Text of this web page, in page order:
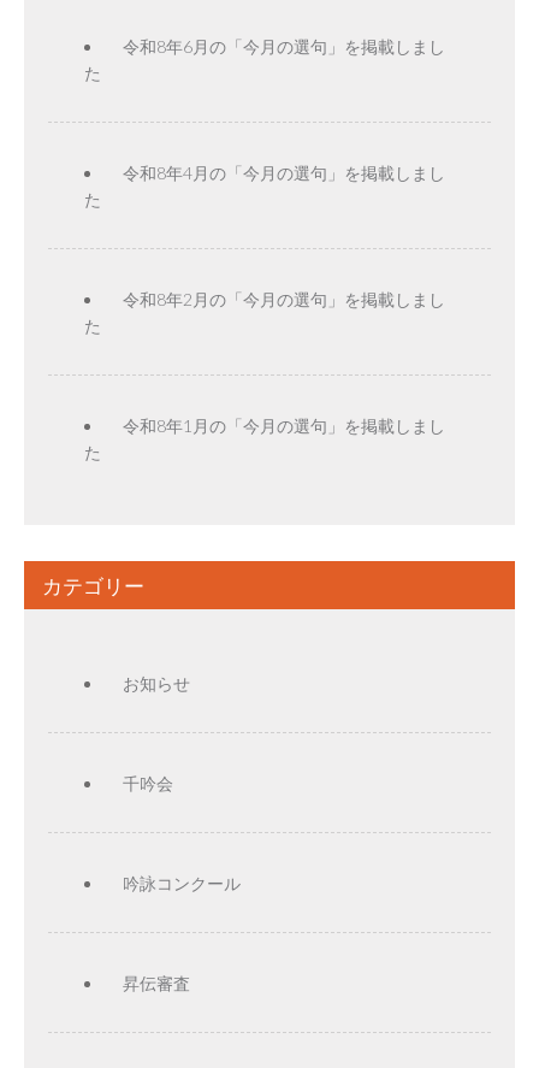
令和8年6月の「今月の選句」を掲載しまし
た
令和8年4月の「今月の選句」を掲載しまし
た
令和8年2月の「今月の選句」を掲載しまし
た
令和8年1月の「今月の選句」を掲載しまし
た
カテゴリー
お知らせ
千吟会
吟詠コンクール
昇伝審査